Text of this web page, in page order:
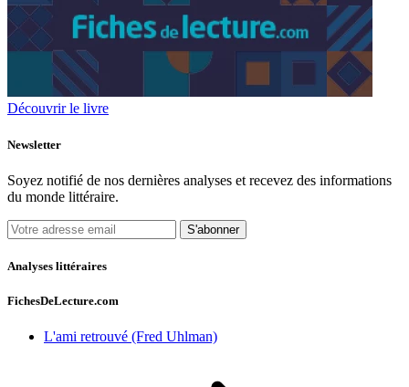
Découvrir le livre
Newsletter
Soyez notifié de nos dernières analyses et recevez des informations
du monde littéraire.
S'abonner
Analyses littéraires
FichesDeLecture.com
L'ami retrouvé (Fred Uhlman)